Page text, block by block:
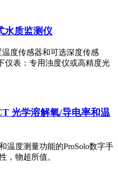
水质监测仪
温度传感器和可选深度传感
仪表：专用浊度仪或高精度光
光学溶解氧/导电率和温
温度测量功能的ProSolo数字手
，物超所值。